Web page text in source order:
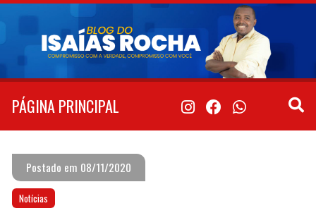
Pular
conteúdo
PÁGINA PRINCIPAL
Postado em 08/11/2020
Notícias